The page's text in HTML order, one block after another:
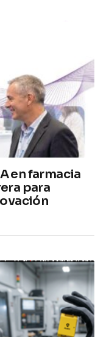
en farmacia
para